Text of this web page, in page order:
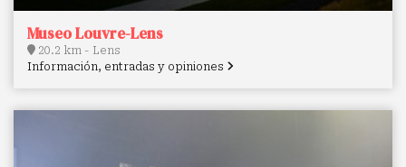
Museo Louvre-Lens
20.2 km - Lens
Información, entradas y opiniones